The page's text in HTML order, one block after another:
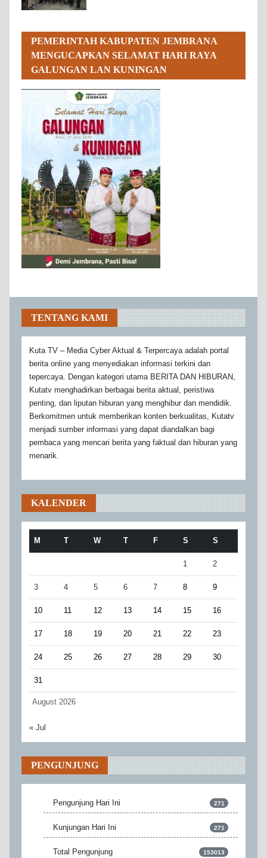
PEMERINTAH KABUPATEN JEMBRANA
MENGUCAPKAN SELAMAT HARI RAYA
GALUNGAN LAN KUNINGAN
TENTANG KAMI
Kuta TV – Media Cyber Aktual & Terpercaya adalah portal
berita online yang menyediakan informasi terkini dan
tepercaya. Dengan kategori utama BERITA DAN HIBURAN,
Kutatv menghadirkan berbagai berita aktual, peristiwa
penting, dan liputan hiburan yang menghibur dan mendidik.
Berkomitmen untuk memberikan konten berkualitas, Kutatv
menjadi sumber informasi yang dapat diandalkan bagi
pembaca yang mencari berita yang faktual dan hiburan yang
menarik.
KALENDER
August 2026
M T W T F S S
1 2
3 4 5 6 7 8 9
10 11 12 13 14 15 16
17 18 19 20 21 22 23
24 25 26 27 28 29 30
31
« Jul
PENGUNJUNG
Pengunjung Hari Ini 271
Kunjungan Hari Ini 271
Total Pengunjung 153013